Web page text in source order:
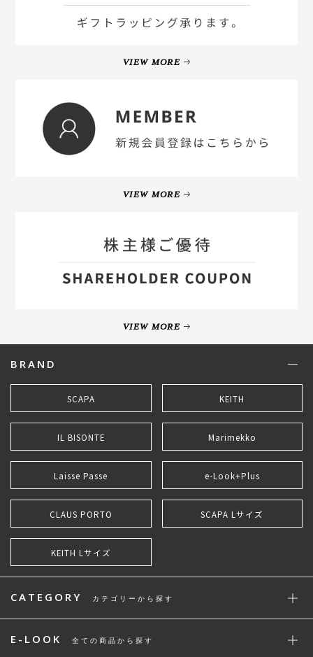
VIEW MORE
VIEW MORE
VIEW MORE
BRAND
SCAPA KEITH
IL BISONTE Marimekko
Laisse Passe e-Look+Plus
CLAUS PORTO SCAPA Lサイズ
KEITH Lサイズ
CATEGORY カテゴリーから探す
E-LOOK 全ての商品から探す